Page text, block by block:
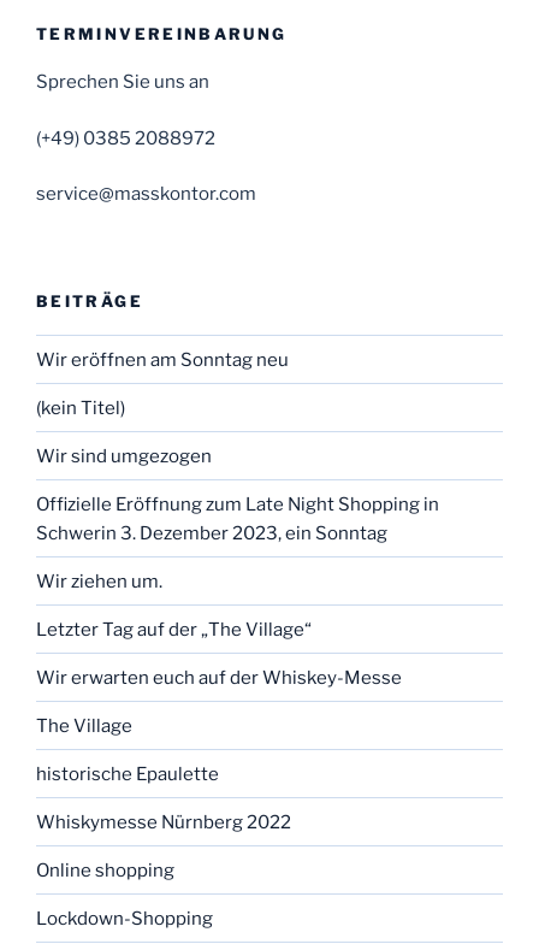
TERMINVEREINBARUNG
Sprechen Sie uns an
(+49) 0385 2088972
service@masskontor.com
BEITRÄGE
Wir eröffnen am Sonntag neu
(kein Titel)
Wir sind umgezogen
Offizielle Eröffnung zum Late Night Shopping in
Schwerin 3. Dezember 2023, ein Sonntag
Wir ziehen um.
Letzter Tag auf der „The Village“
Wir erwarten euch auf der Whiskey-Messe
The Village
historische Epaulette
Whiskymesse Nürnberg 2022
Online shopping
Lockdown-Shopping